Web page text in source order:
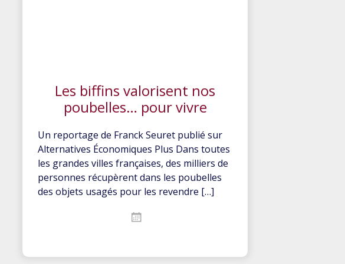
Les biffins valorisent nos
poubelles… pour vivre
Un reportage de Franck Seuret publié sur
Alternatives Économiques Plus Dans toutes
les grandes villes françaises, des milliers de
personnes récupèrent dans les poubelles
des objets usagés pour les revendre […]